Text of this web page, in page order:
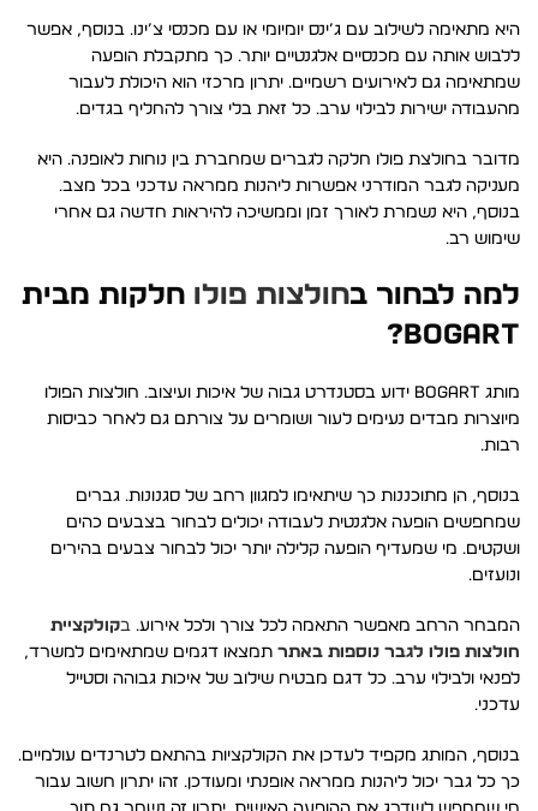
היא מתאימה לשילוב עם ג’ינס יומיומי או עם מכנסי צ’ינו. בנוסף, אפשר
ללבוש אותה עם מכנסיים אלגנטיים יותר. כך מתקבלת הופעה
שמתאימה גם לאירועים רשמיים. יתרון מרכזי הוא היכולת לעבור
מהעבודה ישירות לבילוי ערב. כל זאת בלי צורך להחליף בגדים.
מדובר בחולצת פולו חלקה לגברים שמחברת בין נוחות לאופנה. היא
מעניקה לגבר המודרני אפשרות ליהנות ממראה עדכני בכל מצב.
בנוסף, היא נשמרת לאורך זמן וממשיכה להיראות חדשה גם אחרי
שימוש רב.
למה לבחור בחולצות פולו חלקות מבית
Bogart?
מותג Bogart ידוע בסטנדרט גבוה של איכות ועיצוב. חולצות הפולו
מיוצרות מבדים נעימים לעור ושומרים על צורתם גם לאחר כביסות
רבות.
בנוסף, הן מתוכננות כך שיתאימו למגוון רחב של סגנונות. גברים
שמחפשים הופעה אלגנטית לעבודה יכולים לבחור בצבעים כהים
ושקטים. מי שמעדיף הופעה קלילה יותר יכול לבחור צבעים בהירים
ונועזים.
המבחר הרחב מאפשר התאמה לכל צורך ולכל אירוע. בקולקציית
חולצות פולו לגבר נוספות באתר תמצאו דגמים שמתאימים למשרד,
לפנאי ולבילוי ערב. כל דגם מבטיח שילוב של איכות גבוהה וסטייל
עדכני.
בנוסף, המותג מקפיד לעדכן את הקולקציות בהתאם לטרנדים עולמיים.
כך כל גבר יכול ליהנות ממראה אופנתי ומעודכן. זהו יתרון חשוב עבור